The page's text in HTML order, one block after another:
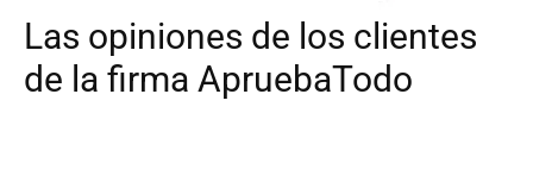
Las opiniones de los clientes
de la firma ApruebaTodo